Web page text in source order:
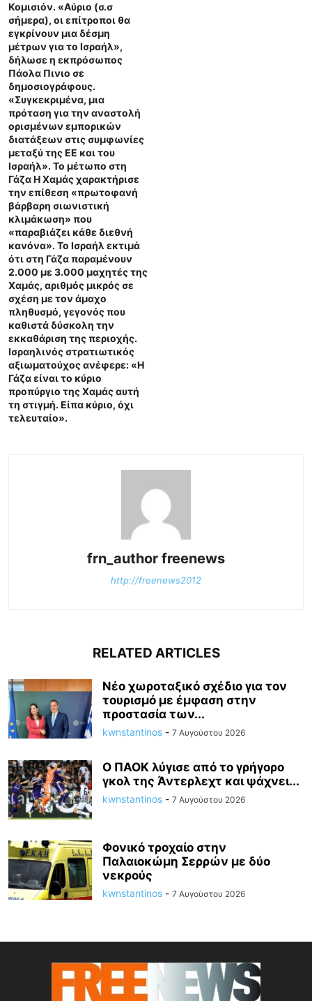
Κομισιόν. «Αύριο (σ.σ
σήμερα), οι επίτροποι θα
εγκρίνουν μια δέσμη
μέτρων για το Ισραήλ»,
δήλωσε η εκπρόσωπος
Πάολα Πινιο σε
δημοσιογράφους.
«Συγκεκριμένα, μια
πρόταση για την αναστολή
ορισμένων εμπορικών
διατάξεων στις συμφωνίες
μεταξύ της ΕΕ και του
Ισραήλ». Το μέτωπο στη
Γάζα Η Χαμάς χαρακτήρισε
την επίθεση «πρωτοφανή
βάρβαρη σιωνιστική
κλιμάκωση» που
«παραβιάζει κάθε διεθνή
κανόνα». Το Ισραήλ εκτιμά
ότι στη Γάζα παραμένουν
2.000 με 3.000 μαχητές της
Χαμάς, αριθμός μικρός σε
σχέση με τον άμαχο
πληθυσμό, γεγονός που
καθιστά δύσκολη την
εκκαθάριση της περιοχής.
Ισραηλινός στρατιωτικός
αξιωματούχος ανέφερε: «Η
Γάζα είναι το κύριο
προπύργιο της Χαμάς αυτή
τη στιγμή. Είπα κύριο, όχι
τελευταίο».
frn_author freenews
http://freenews2012
RELATED ARTICLES
Νέο χωροταξικό σχέδιο για τον
τουρισμό με έμφαση στην
προστασία των...
kwnstantinos - 7 Αυγούστου 2026
Ο ΠΑΟΚ λύγισε από το γρήγορο
γκολ της Άντερλεχτ και ψάχνει...
kwnstantinos - 7 Αυγούστου 2026
Φονικό τροχαίο στην
Παλαιοκώμη Σερρών με δύο
νεκρούς
kwnstantinos - 7 Αυγούστου 2026